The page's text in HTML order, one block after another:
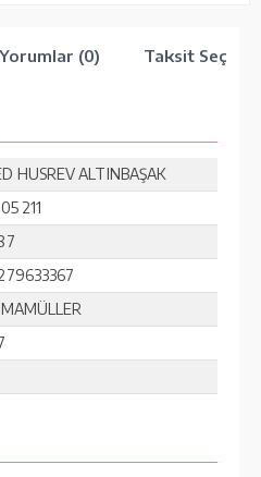
Yorumlar (0) Taksit
HUSREV ALTINBAŞAK
211